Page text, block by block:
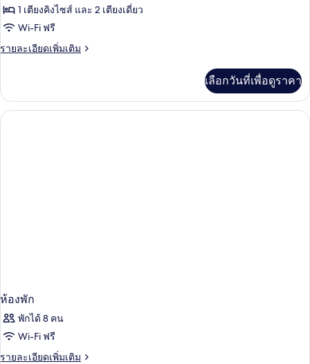
Family
Suite
Connecting
Room
1 เตียงคิงไซส์ และ 2 เตียงเดี่ยว
Wi-Fi ฟรี
รายละเอียดเพิ่มเติม
ราย
เกี่ยว
กับ
Family
เลือกวันที่เพื่อดูราคา
ห้องพัก
พักได้ 8 คน
Wi-Fi ฟรี
รายละเอียดเพิ่มเติม
ราย